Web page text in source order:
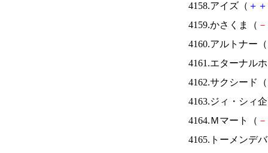
4158.アイズ（ ＋ ＋
4159.かさくま（ －
4160.アルトナー（
4161.エターナル
4162.サクシード（
4163.ジィ・シィ
4164.Ｍマート（ －
4165.トーメンデ